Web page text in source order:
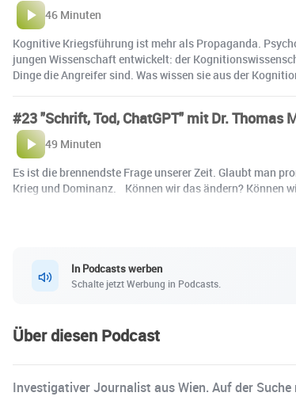
46 Minuten
Kognitive Kriegsführung ist mehr als Propaganda.
jungen Wissenschaft entwickelt: der
Dinge die Angreifer sind. Was wissen sie aus der
#23 "Schrift, Tod, ChatGPT" mit Dr. Thomas
49 Minuten
Es ist die brennendste Frage unserer Zeit. Glaubt man
Krieg und Dominanz. Können wir das ändern? Können
In Podcasts werben
Schalte jetzt Werbung in Podcasts.
Über diesen Podcast
Investigativer Journalist aus Wien. Auf der